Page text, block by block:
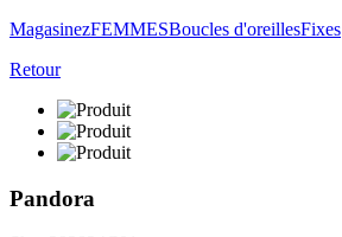
MagasinezFEMMESBoucles d'oreillesFixes
Retour
Pandora